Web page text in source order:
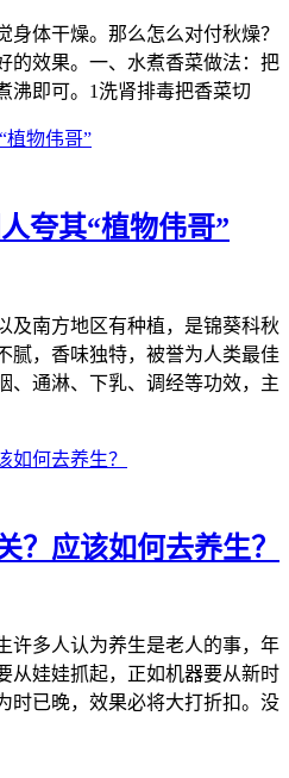
身体干燥。那么怎么对付秋燥？
的效果。一、水煮香菜做法：把
沸即可。1洗肾排毒把香菜切
夸其“植物伟哥”
及南方地区有种植，是锦葵科秋
腻，香味独特，被誉为人类最佳
、通淋、下乳、调经等功效，主
？应该如何去养生？
许多人认为养生是老人的事，年
从娃娃抓起，正如机器要从新时
时已晚，效果必将大打折扣。没